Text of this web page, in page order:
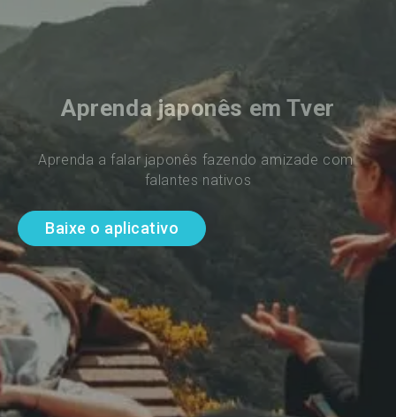
Aprenda japonês em Tver
Aprenda a falar japonês fazendo amizade com
falantes nativos
Baixe o aplicativo